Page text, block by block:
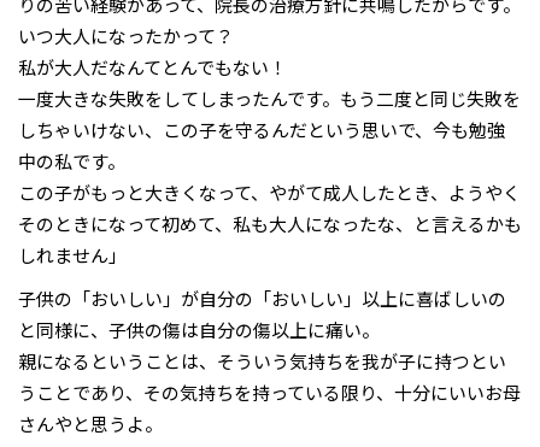
いつ大人になったかって？
私が大人だなんてとんでもない！
一度大きな失敗をしてしまったんです。もう二度と同じ失敗を
しちゃいけない、この子を守るんだという思いで、今も勉強
中の私です。
この子がもっと大きくなって、やがて成人したとき、ようやく
そのときになって初めて、私も大人になったな、と言えるかも
しれません」
子供の「おいしい」が自分の「おいしい」以上に喜ばしいの
と同様に、子供の傷は自分の傷以上に痛い。
親になるということは、そういう気持ちを我が子に持つとい
うことであり、その気持ちを持っている限り、十分にいいお母
さんやと思うよ。